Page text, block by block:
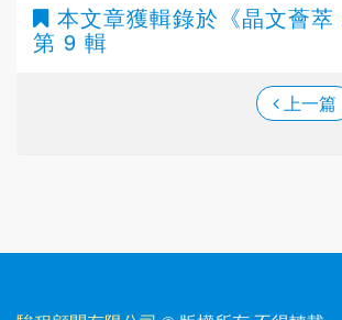
本文章獲輯錄於 《晶文薈
第 9 輯
上一篇